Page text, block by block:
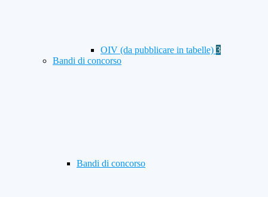
OIV (da pubblicare in tabelle) 3
Bandi di concorso
Bandi di concorso